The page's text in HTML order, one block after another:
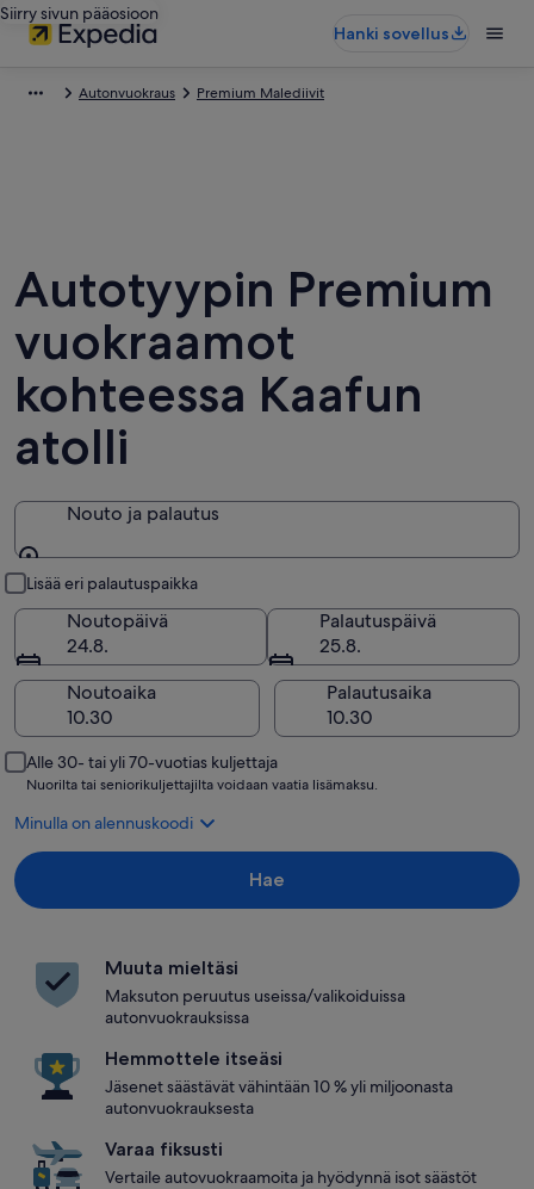
Siirry sivun pääosioon
Hanki sovellus
Autonvuokraus Premium Malediivit
Autotyypin Premium
vuokraamot
kohteessa Kaafun
atolli
Nouto ja palautus
Lisää eri palautuspaikka
Noutopäivä
24.8.
Palautuspäivä
25.8.
Noutoaika
Palautusaika
Alle 30- tai yli 70-vuotias kuljettaja
Nuorilta tai seniorikuljettajilta voidaan vaatia lisämaksu.
Minulla on alennuskoodi
Hae
Muuta mieltäsi
Maksuton peruutus useissa/valikoiduissa
autonvuokrauksissa
Hemmottele itseäsi
Jäsenet säästävät vähintään 10 % yli miljoonasta
autonvuokrauksesta
Varaa fiksusti
Vertaile autovuokraamoita ja hyödynnä isot säästöt